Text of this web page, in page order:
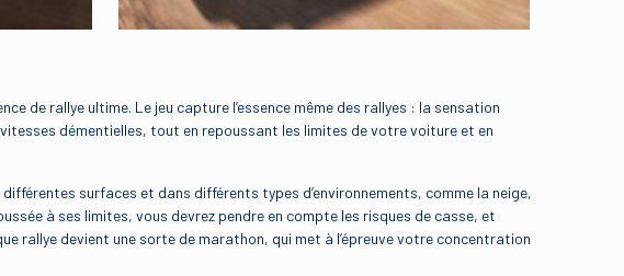
de rallye ultime. Le jeu capture l’essence même des rallyes : la sensation
démentielles, tout en repoussant les limites de votre voiture et en
surfaces et dans différents types d’environnements, comme la neige,
à ses limites, vous devrez pendre en compte les risques de casse, et
rallye devient une sorte de marathon, qui met à l’épreuve votre concentration